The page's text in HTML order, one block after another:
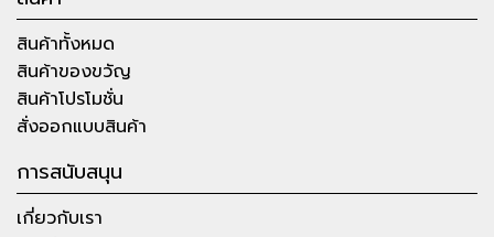
สินค้าทั้งหมด
สินค้าของขวัญ
สินค้าโปรโมชั่น
สั่งออกแบบสินค้า
การสนับสนุน
เกี่ยวกับเรา